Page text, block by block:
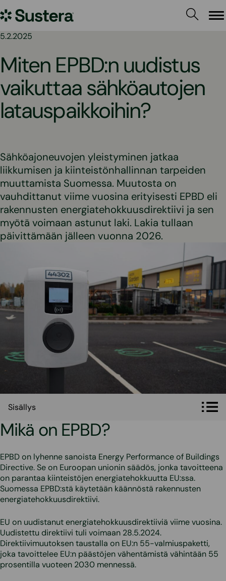
sisältöön
Sustera
5.2.2025
Miten EPBD:n uudistus
vaikuttaa sähköautojen
latauspaikkoihin?
Sähköajoneuvojen yleistyminen jatkaa
liikkumisen ja kiinteistönhallinnan tarpeiden
muuttamista Suomessa. Muutosta on
vauhdittanut viime vuosina erityisesti EPBD eli
rakennusten energiatehokkuusdirektiivi ja sen
myötä voimaan astunut laki. Lakia tullaan
päivittämään jälleen vuonna 2026.
Sisällys
Mikä on EPBD?
EPBD on lyhenne sanoista Energy Performance of Buildings
Directive. Se on Euroopan unionin säädös, jonka tavoitteena
on parantaa kiinteistöjen energiatehokkuutta EU:ssa.
Suomessa EPBD:stä käytetään käännöstä rakennusten
energiatehokkuusdirektiivi.
EU on uudistanut energiatehokkuusdirektiiviä viime vuosina.
Uudistettu direktiivi tuli voimaan 28.5.2024.
Direktiivimuutoksen taustalla on EU:n 55-valmiuspaketti,
joka tavoittelee EU:n päästöjen vähentämistä vähintään 55
prosentilla vuoteen 2030 mennessä.